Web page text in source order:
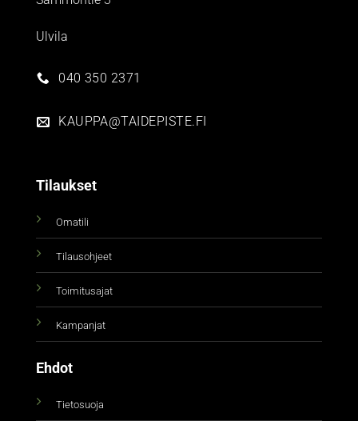
Ulvila
040 350 2371
KAUPPA@TAIDEPISTE.FI
Tilaukset
Omatili
Tilausohjeet
Toimitusajat
Kampanjat
Ehdot
Tietosuoja